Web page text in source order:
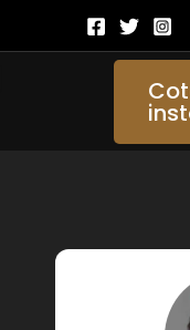
About Us